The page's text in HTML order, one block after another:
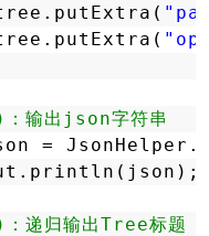
输出json字符串
=
递归输出Tree标题